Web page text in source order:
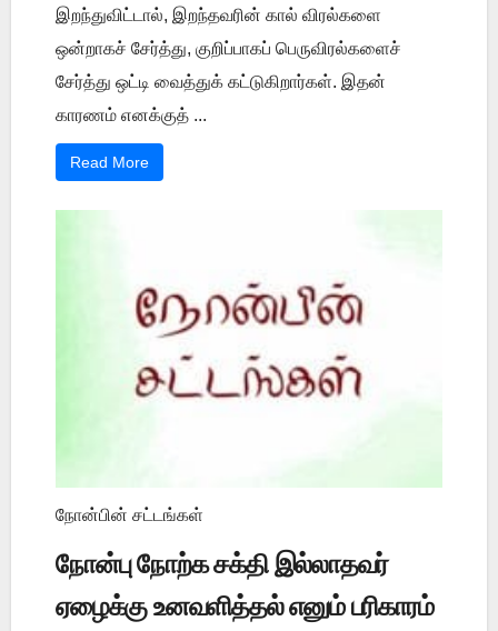
இறந்துவிட்டால், இறந்தவரின் கால் விரல்களை
ஒன்றாகச் சேர்த்து, குறிப்பாகப் பெருவிரல்களைச்
சேர்த்து ஒட்டி வைத்துக் கட்டுகிறார்கள். இதன்
காரணம் எனக்குத் ...
Read More
நோன்பின் சட்டங்கள்
நோன்பு நோற்க சக்தி இல்லாதவர்
ஏழைக்கு உனவளித்தல் எனும் பரிகாரம்